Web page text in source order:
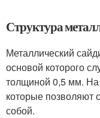
Структура
Металлический
основой которого
толщиной 0,5 мм.
которые позволяют
собой.